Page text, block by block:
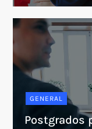
GENERAL
Postgrados